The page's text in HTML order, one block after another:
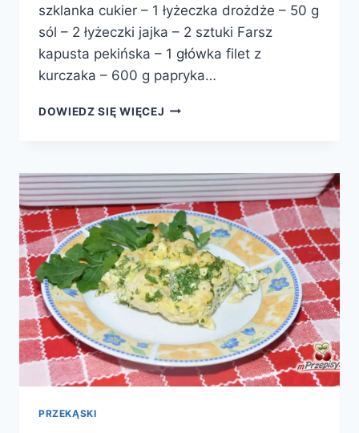
szklanka cukier – 1 łyżeczka drożdże – 50 g
sól – 2 łyżeczki jajka – 2 sztuki Farsz
kapusta pekińska – 1 główka filet z
kurczaka – 600 g papryka…
DOWIEDZ SIĘ WIĘCEJ KEBABOWE
PRZEKĄSKI